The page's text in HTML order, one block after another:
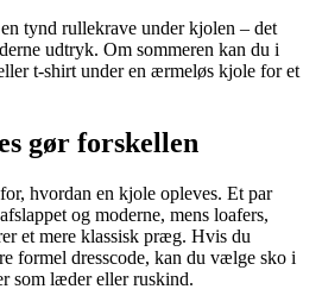
tynd rullekrave under kjolen – det
udtryk. Om sommeren kan du i
t-shirt under en ærmeløs kjole for et
gør forskellen
hvordan en kjole opleves. Et par
og moderne, mens loafers,
et mere klassisk præg. Hvis du
formel dresscode, kan du vælge sko i
som læder eller ruskind.